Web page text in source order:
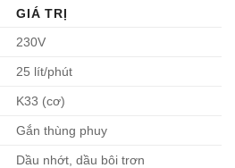
GIÁ TRỊ
230V
25 lít/phút
K33 (cơ)
Gắn thùng phuy
Dầu nhớt, dầu bôi trơn